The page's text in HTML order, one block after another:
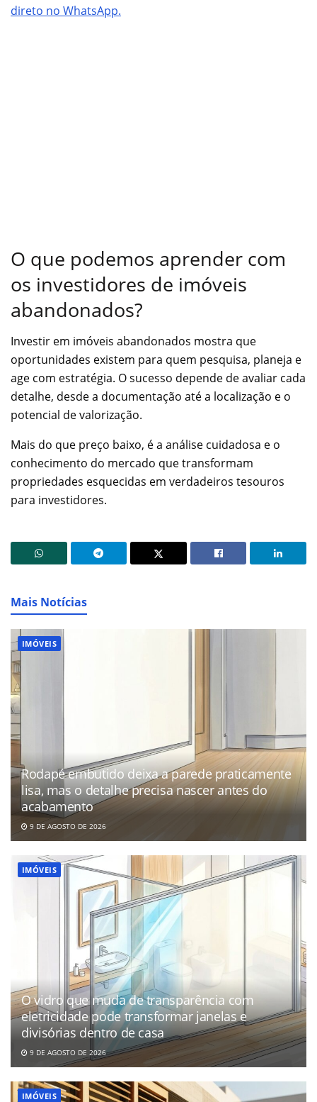
direto no WhatsApp.
O que podemos aprender com
os investidores de imóveis
abandonados?
Investir em imóveis abandonados mostra que
oportunidades existem para quem pesquisa, planeja e
age com estratégia. O sucesso depende de avaliar cada
detalhe, desde a documentação até a localização e o
potencial de valorização.
Mais do que preço baixo, é a análise cuidadosa e o
conhecimento do mercado que transformam
propriedades esquecidas em verdadeiros tesouros
para investidores.
Mais Notícias
IMÓVEIS
Rodapé embutido deixa a parede praticamente
lisa, mas o detalhe precisa nascer antes do
acabamento
9 DE AGOSTO DE 2026
IMÓVEIS
O vidro que muda de transparência com
eletricidade pode transformar janelas e
divisórias dentro de casa
9 DE AGOSTO DE 2026
IMÓVEIS